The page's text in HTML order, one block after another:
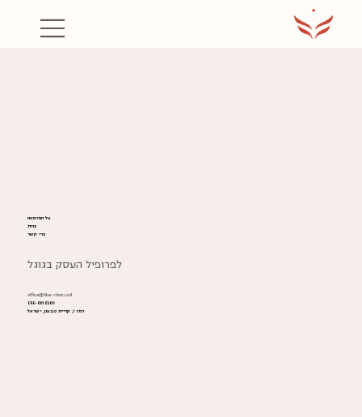
office@liba-clinic.co.il
050-6616369
רמז 1, קריית טבעון, ישראל
על המרפאה
צוות
צרי קשר
לפרופיל העסק בגוגל